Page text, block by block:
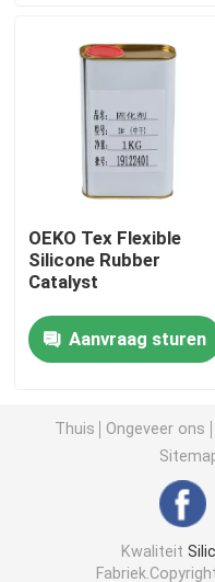
Vloeibaar Vormend
De Drukinkt van de
Silicone Gebaseerde
Matte Silicone
Glanzend Silicone
Elektrisch
OEKO Tex Flexible
Silicone Rubber
Catalyst
Aanvraag sturen
Thuis Ongeveer ons
Kwaliteit